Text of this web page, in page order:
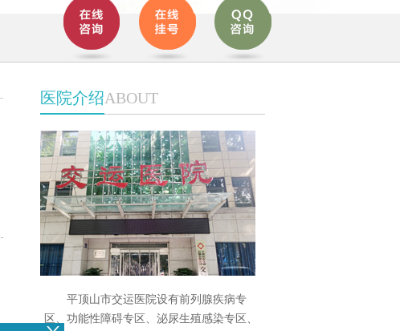
医院介绍ABOUT
平顶山市交运医院设有前列腺疾病专
区、功能性障碍专区、泌尿生殖感染专区、